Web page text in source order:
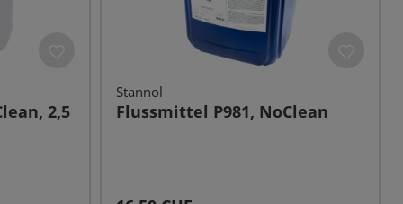
2,5
Stannol
Flussmittel P981, NoClean